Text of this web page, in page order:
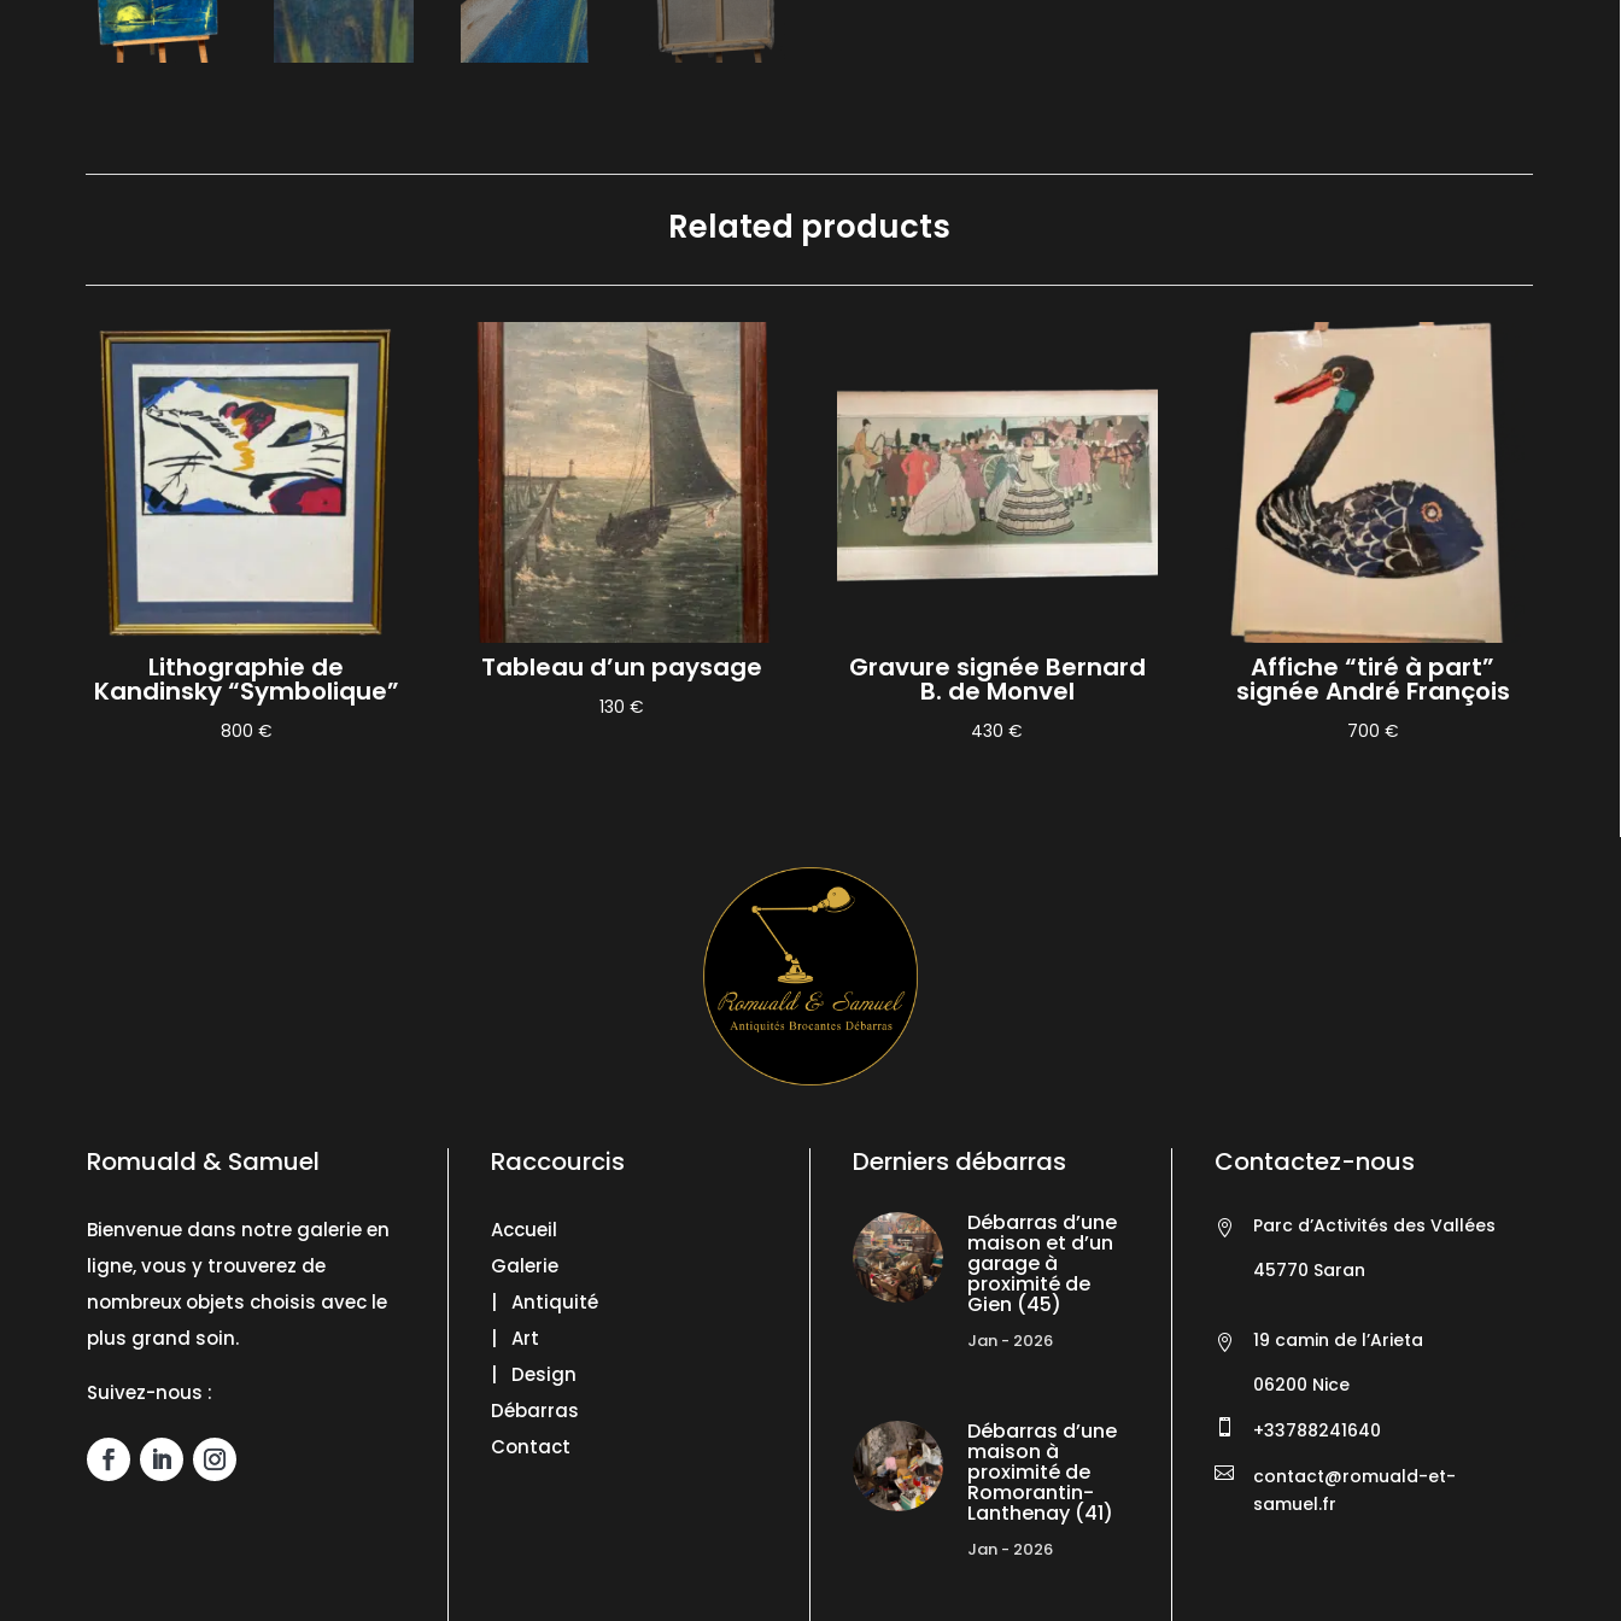
Related products
Lithographie de
Kandinsky “Symbolique”
800 €
Tableau d’un paysage
130€
Gravure signée Bernard
B. de Monvel
430€
Affiche “tiré à part”
signée André François
700 €
Romuald & Samuel
Bienvenue dans notre galerie en
ligne, vous y trouverez de
nombreux objets choisis avec le
plus grand soin.
Suivez-nous :
Raccourcis
Accueil
Galerie
| Antiquité
| Art
| Design
Débarras
Contact
Derniers débarras
Débarras d’une
maison et d’un
garage à
proximité de
Gien (45)
Jan - 2026
Débarras d’une
maison à
proximité de
Romorantin-
Lanthenay (41)
Jan - 2026
Contactez-nous

Parc d’Activités des Vallées
45770 Saran

19 camin de l’Arieta
06200 Nice
 +33788241640

contact@romuald-et-
samuel.fr